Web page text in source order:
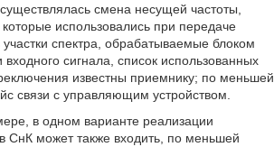
смена несущей частоты,
использовались при передаче
спектра, обрабатываемые блоком
сигнала, список использованных
известны приемнику; по меньшей
связи с управляющим устройством.
в одном варианте реализации
СнК может также входить, по меньшей